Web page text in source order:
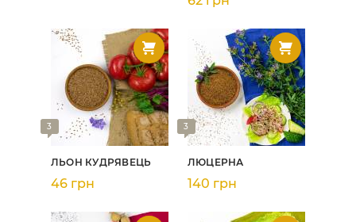
3
ЛЬОН КУДРЯВЕЦЬ
46 грн
3
ЛЮЦЕРНА
140 грн